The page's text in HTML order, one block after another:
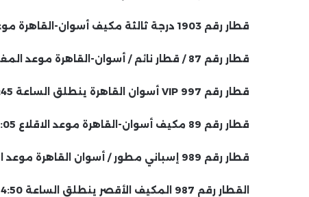
قطار رقم 1903 درجة ثالثة مكيف أسوان-القاهرة موعد الاقلاع 5:00 مساءا
قطار رقم 87 / قطار نائم / أسوان-القاهرة موعد المغادرة 17:15.
قطار رقم 997 VIP أسوان القاهرة ينطلق الساعة 8:45 مساءً
قطار رقم 89 مكيف أسوان-القاهرة موعد الاقلاع 21:05.
قطار رقم 989 إسباني مطور / أسوان القاهرة موعد الانطلاق الساعة 11:00 مساءً.
القطار رقم 987 المكيف الأقصر ينطلق الساعة 4:50 صباحاً ويصل الساعة 15:35.